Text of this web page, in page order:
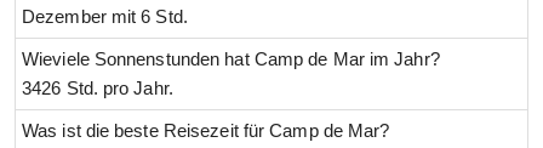
Dezember mit 6 Std.
Wieviele Sonnenstunden hat Camp de Mar im Jahr?
3426 Std. pro Jahr.
Was ist die beste Reisezeit für Camp de Mar?